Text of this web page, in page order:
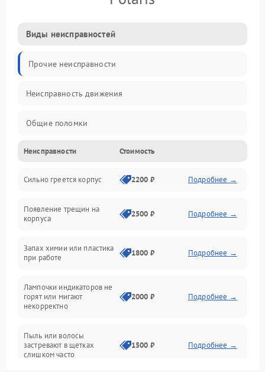
Виды неисправностей
Прочие неисправности
Неисправность движения
Общие поломки
Неисправность датчиков
Неисправность программного обеспечения
Проблемы с сигналом
Батарея
Программные сбои
Неисправности Стоимость
Сильно греется корпус 2200 ₽ Подробнее →
Появление трещин на
корпуса
2500 ₽ Подробнее →
Запах химии или пластика
при работе
1800 ₽ Подробнее →
Лампочки индикаторов не
горят или мигают
некорректно
2000 ₽ Подробнее →
Пыль или волосы
застревают в щетках
слишком часто
1500 ₽ Подробнее →